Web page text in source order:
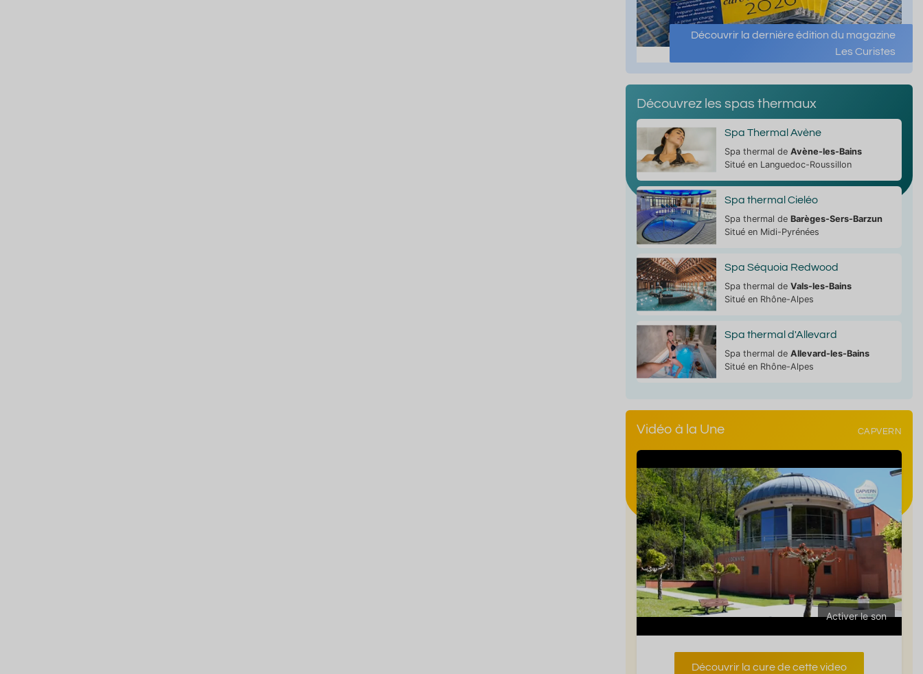
Découvrir la dernière édition du magazine
Les Curistes
Découvrez les spas thermaux
Spa Thermal Avène
Spa thermal de Avène-les-Bains
Situé en Languedoc-Roussillon
Spa thermal Cieléo
Spa thermal de Barèges-Sers-Barzun
Situé en Midi-Pyrénées
Spa Séquoia Redwood
Spa thermal de Vals-les-Bains
Situé en Rhône-Alpes
Spa thermal d'Allevard
Spa thermal de Allevard-les-Bains
Situé en Rhône-Alpes
Vidéo à la Une CAPVERN
Activer le son
Découvrir la cure de cette video